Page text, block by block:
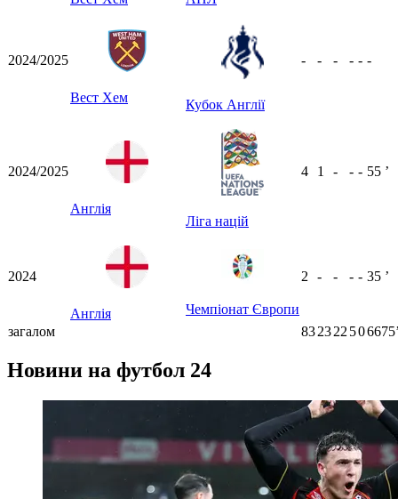
2024/2025
Вест Хем Кубок Англії
- - - - - -
2024/2025
Англія
Ліга націй
4 1 - - - 55 ʼ
2024
Англія Чемпіонат Європи
2 - - - - 35 ʼ
загалом 832322 50
Новини на футбол 24